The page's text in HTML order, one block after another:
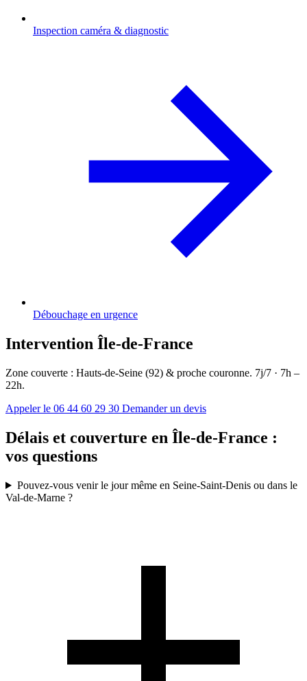
Inspection caméra & diagnostic
Débouchage en urgence
Intervention Île-de-France
Zone couverte : Hauts-de-Seine (92) & proche couronne. 7j/7 · 7h –
22h.
Appeler le 06 44 60 29 30 Demander un devis
Délais et couverture en Île-de-France :
vos questions
Pouvez-vous venir le jour même en Seine-Saint-Denis ou dans le
Val-de-Marne ?